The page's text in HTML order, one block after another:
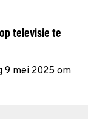
televisie te
9 mei 2025 om